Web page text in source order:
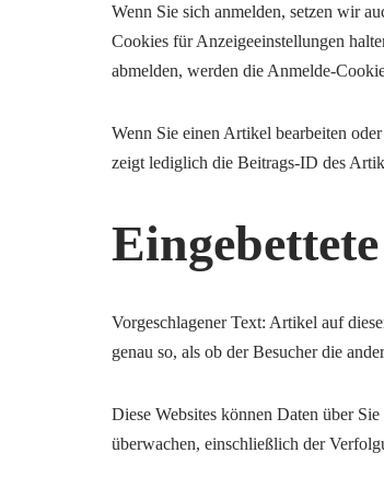
Wenn Sie sich anmelden, setzen wir
Cookies für Anzeigeeinstellungen
abmelden, werden die Anmelde-
Wenn Sie einen Artikel bearbeiten
zeigt lediglich die Beitrags-ID des
Vorgeschlagener Text: Artikel auf
genau so, als ob der Besucher die
Diese Websites können Daten über
überwachen, einschließlich der